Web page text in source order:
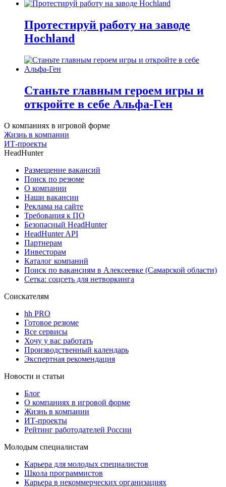
Протестируй работу на заводе
Hochland
Станьте главным героем игры и
откройте в себе Альфа-Ген
О компаниях в игровой форме
Жизнь в компании
ИТ-проекты
HeadHunter
Размещение вакансий
Поиск по резюме
О компании
Наши вакансии
Реклама на сайте
Требования к ПО
Безопасный HeadHunter
HeadHunter API
Партнерам
Инвесторам
Каталог компаний
Поиск по вакансиям в Алексеевке (Самарской области)
Сетка: соцсеть для нетворкинга
Соискателям
hh PRO
Готовое резюме
Все сервисы
Хочу у вас работать
Производственный календарь
Экспертная рекомендация
Новости и статьи
Блог
О компаниях в игровой форме
Жизнь в компании
ИТ-проекты
Рейтинг работодателей России
Молодым специалистам
Карьера для молодых специалистов
Школа программистов
Карьера в некоммерческих организациях